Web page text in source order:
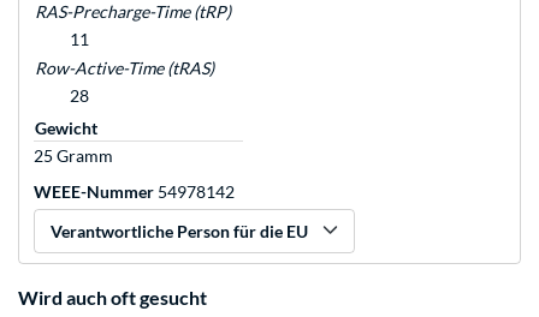
RAS-Precharge-Time (tRP)
11
Row-Active-Time (tRAS)
28
Gewicht
25 Gramm
WEEE-Nummer 54978142
Verantwortliche Person für die EU
Wird auch oft gesucht